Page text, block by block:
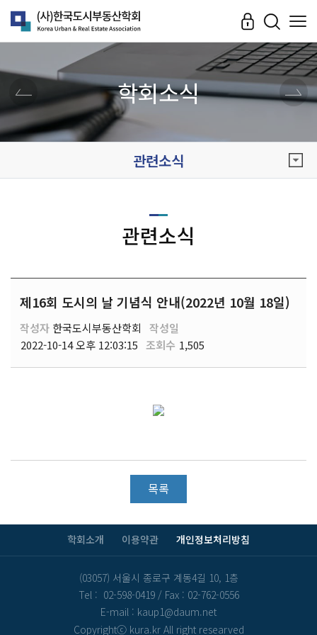
학회소식
관련소식
관련소식
제16회 도시의 날 기념식 안내(2022년 10월 18일)
작성자 한국도시부동산학회
작성일
2022-10-14 오후 12:03:15 조회수 1,505
목록
학회소개 이용약관 개인정보처리방침
(03057) 서울시 종로구 계동4길 10, 1층
Tel : 02-598-0419 / Fax : 02-762-0556
E-mail : kaup1@daum.net
Copyrightⓒ kura.kr All right researved